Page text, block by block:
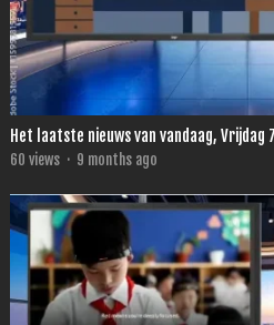
Het laatste nieuws van vandaag, Vrijdag
60 views · 9 months ago